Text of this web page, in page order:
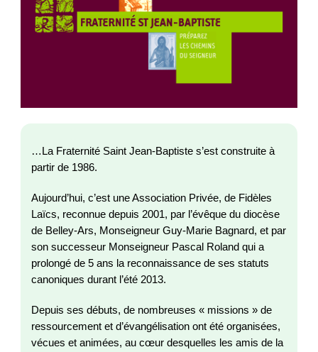
…La Fraternité Saint Jean-Baptiste s’est construite à
partir de 1986.
Aujourd’hui, c’est une Association Privée, de Fidèles
Laïcs, reconnue depuis 2001, par l’évêque du diocèse
de Belley-Ars, Monseigneur Guy-Marie Bagnard, et par
son successeur Monseigneur Pascal Roland qui a
prolongé de 5 ans la reconnaissance de ses statuts
canoniques durant l’été 2013.
Depuis ses débuts, de nombreuses « missions » de
ressourcement et d’évangélisation ont été organisées,
vécues et animées, au cœur desquelles les amis de la